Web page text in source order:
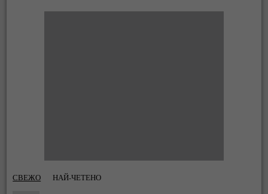
СВЕЖО НАЙ-ЧЕТЕНО